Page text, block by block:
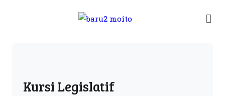
Kursi Legislatif